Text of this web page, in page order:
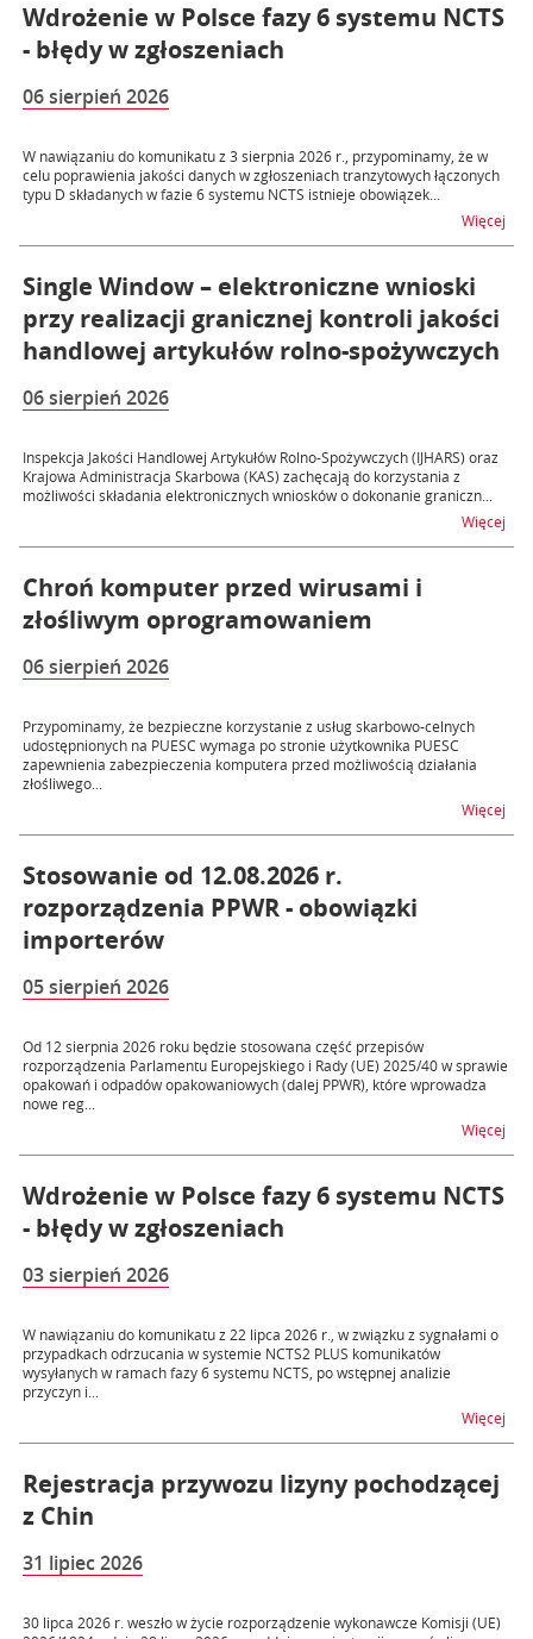
Wdrożenie w Polsce fazy 6 systemu NCTS
- błędy w zgłoszeniach
06 sierpień 2026
W nawiązaniu do komunikatu z 3 sierpnia 2026 r., przypominamy, że w
celu poprawienia jakości danych w zgłoszeniach tranzytowych łączonych
typu D składanych w fazie 6 systemu NCTS istnieje obowiązek...
Więcej
Single Window – elektroniczne wnioski
przy realizacji granicznej kontroli jakości
handlowej artykułów rolno-spożywczych
06 sierpień 2026
Inspekcja Jakości Handlowej Artykułów Rolno-Spożywczych (IJHARS) oraz
Krajowa Administracja Skarbowa (KAS) zachęcają do korzystania z
możliwości składania elektronicznych wniosków o dokonanie graniczn...
Więcej
Chroń komputer przed wirusami i
złośliwym oprogramowaniem
06 sierpień 2026
Przypominamy, że bezpieczne korzystanie z usług skarbowo-celnych
udostępnionych na PUESC wymaga po stronie użytkownika PUESC
zapewnienia zabezpieczenia komputera przed możliwością działania
złośliwego...
Więcej
Stosowanie od 12.08.2026 r.
rozporządzenia PPWR - obowiązki
importerów
05 sierpień 2026
Od 12 sierpnia 2026 roku będzie stosowana część przepisów
rozporządzenia Parlamentu Europejskiego i Rady (UE) 2025/40 w sprawie
opakowań i odpadów opakowaniowych (dalej PPWR), które wprowadza
nowe reg...
Więcej
Wdrożenie w Polsce fazy 6 systemu NCTS
- błędy w zgłoszeniach
03 sierpień 2026
W nawiązaniu do komunikatu z 22 lipca 2026 r., w związku z sygnałami o
przypadkach odrzucania w systemie NCTS2 PLUS komunikatów
wysyłanych w ramach fazy 6 systemu NCTS, po wstępnej analizie
przyczyn i...
Więcej
Rejestracja przywozu lizyny pochodzącej
z Chin
31 lipiec 2026
30 lipca 2026 r. weszło w życie rozporządzenie wykonawcze Komisji (UE)